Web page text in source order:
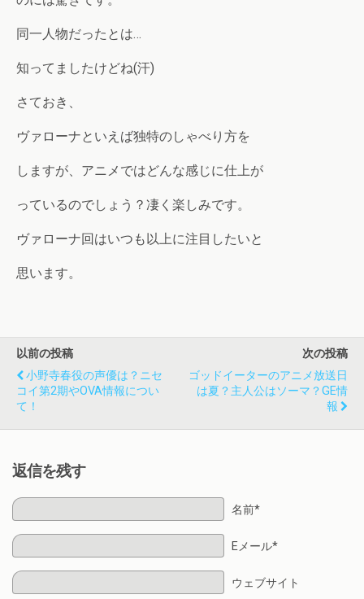
同一人物だったとは…
知ってましたけどね(汗)
さておき、
ヴァローナといえば独特のしゃべり方を
しますが、アニメではどんな感じに仕上が
っているのでしょう？凄く楽しみです。
ヴァローナ回はいつも以上に注目したいと
思います。
以前の投稿
小野寺春役の声優は？ニセ
コイ第2期やOVA情報につい
て！
次の投稿
ゴッドイーターのアニメ放送日
は夏？主人公はソーマ？GE情
報
返信を残す
名前*
Eメール*
ウェブサイト